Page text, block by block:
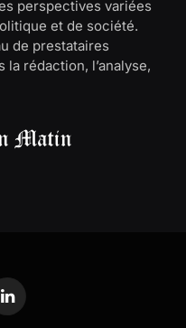
perspectives variées
et de société.
de prestataires
rédaction, l’analyse,
LinkedIn